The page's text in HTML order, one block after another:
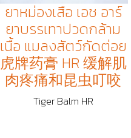
ยาหม่องเสือ เอช อาร์
ยาบรรเทาปวดกล้าม
เนื้อ แมลงสัตว์กัดต่อย
虎牌药膏 HR 缓解肌
肉疼痛和昆虫叮咬
Tiger Balm HR